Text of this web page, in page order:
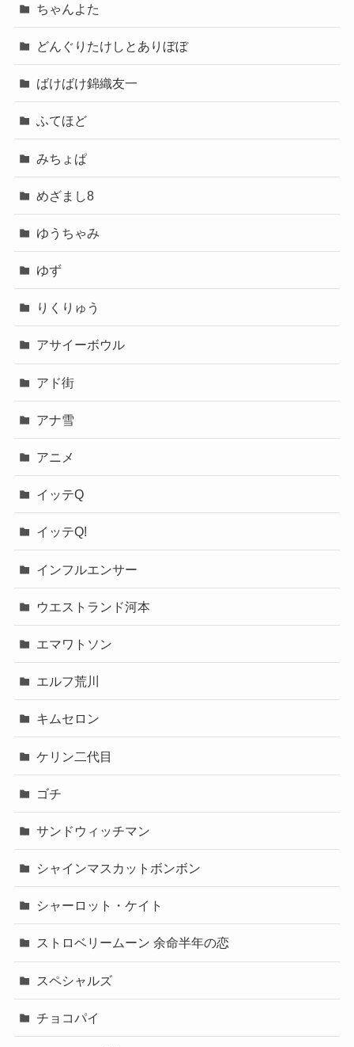
ちゃんよた
どんぐりたけしとありぼぼ
ばけばけ錦織友一
ふてほど
みちょぱ
めざまし8
ゆうちゃみ
ゆず
りくりゅう
アサイーボウル
アド街
アナ雪
アニメ
イッテQ
イッテQ!
インフルエンサー
ウエストランド河本
エマワトソン
エルフ荒川
キムセロン
ケリン二代目
ゴチ
サンドウィッチマン
シャインマスカットボンボン
シャーロット・ケイト
ストロベリームーン 余命半年の恋
スペシャルズ
チョコパイ